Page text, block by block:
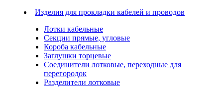
Изделия для прокладки кабелей и проводов
Лотки кабельные
Секции прямые, угловые
Короба кабельные
Заглушки торцевые
Соединители лотковые, переходные для
перегородок
Разделители лотковые